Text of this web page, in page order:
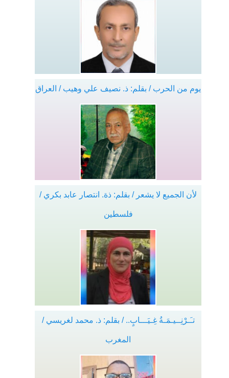
يوم من الحرب / بقلم: ذ. نصيف علي وهيب / العراق
لأن الجميع لا يشعر / بقلم: ذة. انتصار عابد بكري /
فلسطين
تـَـرْنِــيـمَـةُ غِـيَـــابٍ.. / بقلم: ذ. محمد لغريسي /
المغرب